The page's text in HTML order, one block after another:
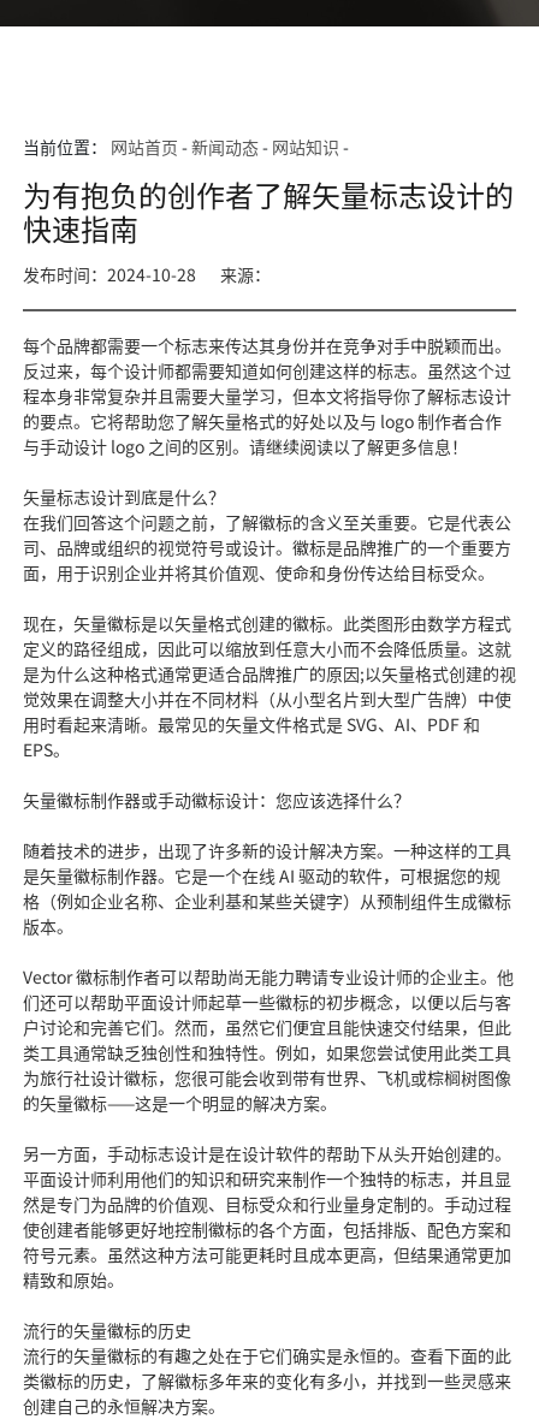
当前位置： 网站首页 -新闻动态- 网站知识 -
为有抱负的创作者了解矢量标志设计的
快速指南
发布时间：2024-10-28 来源：
每个品牌都需要一个标志来传达其身份并在竞争对手中脱颖而出。
反过来，每个设计师都需要知道如何创建这样的标志。虽然这个过
程本身非常复杂并且需要大量学习，但本文将指导你了解标志设计
的要点。它将帮助您了解矢量格式的好处以及与 logo 制作者合作
与手动设计 logo 之间的区别。请继续阅读以了解更多信息！
矢量标志设计到底是什么？
在我们回答这个问题之前，了解徽标的含义至关重要。它是代表公
司、品牌或组织的视觉符号或设计。徽标是品牌推广的一个重要方
面，用于识别企业并将其价值观、使命和身份传达给目标受众。
现在，矢量徽标是以矢量格式创建的徽标。此类图形由数学方程式
定义的路径组成，因此可以缩放到任意大小而不会降低质量。这就
是为什么这种格式通常更适合品牌推广的原因;以矢量格式创建的视
觉效果在调整大小并在不同材料（从小型名片到大型广告牌）中使
用时看起来清晰。最常见的矢量文件格式是 SVG、AI、PDF 和
EPS。
矢量徽标制作器或手动徽标设计：您应该选择什么？
随着技术的进步，出现了许多新的设计解决方案。一种这样的工具
是矢量徽标制作器。它是一个在线 AI 驱动的软件，可根据您的规
格（例如企业名称、企业利基和某些关键字）从预制组件生成徽标
版本。
Vector 徽标制作者可以帮助尚无能力聘请专业设计师的企业主。他
们还可以帮助平面设计师起草一些徽标的初步概念，以便以后与客
户讨论和完善它们。然而，虽然它们便宜且能快速交付结果，但此
类工具通常缺乏独创性和独特性。例如，如果您尝试使用此类工具
为旅行社设计徽标，您很可能会收到带有世界、飞机或棕榈树图像
的矢量徽标——这是一个明显的解决方案。
另一方面，手动标志设计是在设计软件的帮助下从头开始创建的。
平面设计师利用他们的知识和研究来制作一个独特的标志，并且显
然是专门为品牌的价值观、目标受众和行业量身定制的。手动过程
使创建者能够更好地控制徽标的各个方面，包括排版、配色方案和
符号元素。虽然这种方法可能更耗时且成本更高，但结果通常更加
精致和原始。
流行的矢量徽标的历史
流行的矢量徽标的有趣之处在于它们确实是永恒的。查看下面的此
类徽标的历史，了解徽标多年来的变化有多小，并找到一些灵感来
创建自己的永恒解决方案。